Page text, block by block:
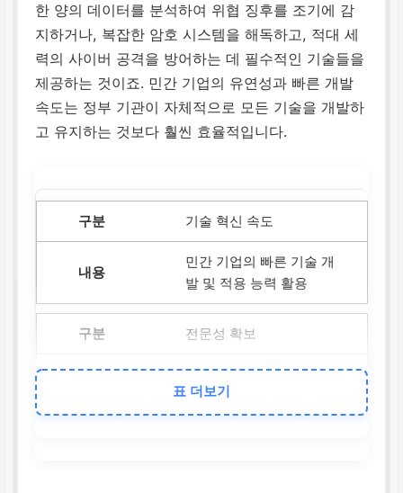
한 양의 데이터를 분석하여 위협 징후를 조기에 감
지하거나, 복잡한 암호 시스템을 해독하고, 적대 세
력의 사이버 공격을 방어하는 데 필수적인 기술들을
제공하는 것이죠. 민간 기업의 유연성과 빠른 개발
속도는 정부 기관이 자체적으로 모든 기술을 개발하
고 유지하는 것보다 훨씬 효율적입니다.
기술 혁신 속도
민간 기업의 빠른 기술 개
발 및 적용 능력 활용
전문성 확보
특정 분야(AI, 사이버 보안)
의 고도화된 전문 인력 및
기술력 활용
표 더보기